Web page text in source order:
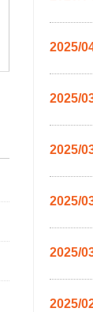
2025/
2025/
2025/
2025/
2025/
2025/